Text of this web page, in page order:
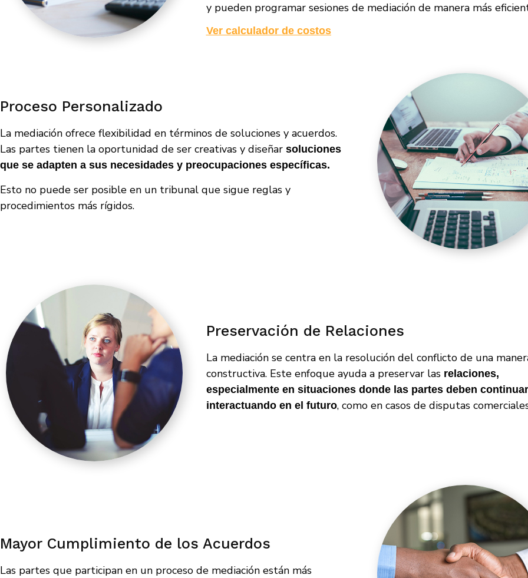
y pueden programar sesiones de mediación de manera más
Ver calculador de costos
Proceso Personalizado
La mediación ofrece flexibilidad en términos de soluciones y acuerdos.
Las partes tienen la oportunidad de ser creativas y diseñar soluciones
que se adapten a sus necesidades y preocupaciones específicas.
Esto no puede ser posible en un tribunal que sigue reglas y
procedimientos más rígidos.
Preservación de Relaciones
La mediación se centra en la resolución del conflicto de una
constructiva. Este enfoque ayuda a preservar las relaciones,
especialmente en situaciones donde las partes deben continuar
interactuando en el futuro, como en casos de disputas
Mayor Cumplimiento de los Acuerdos
Las partes que participan en un proceso de mediación están más